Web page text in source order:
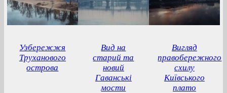
Узбережжя
Труханового
острова
Вид на
старий та
новий
Гаванські
мости
Вигляд
правобережного
схилу
Київського
плато